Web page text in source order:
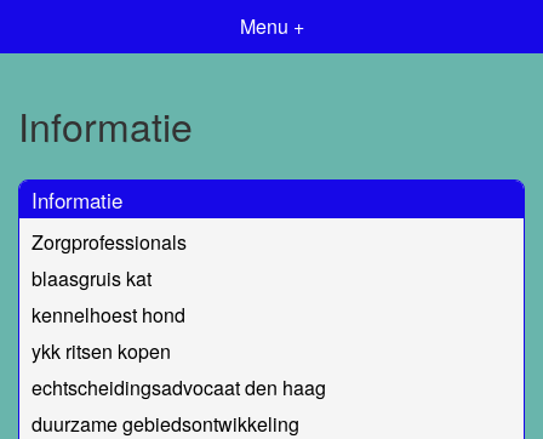
Menu +
Informatie
Informatie
Zorgprofessionals
blaasgruis kat
kennelhoest hond
ykk ritsen kopen
echtscheidingsadvocaat den haag
duurzame gebiedsontwikkeling